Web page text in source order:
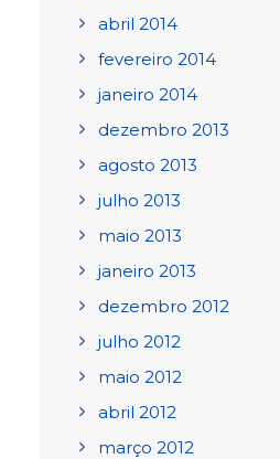
abril 2014
fevereiro 2014
janeiro 2014
dezembro 2013
agosto 2013
julho 2013
maio 2013
janeiro 2013
dezembro 2012
julho 2012
maio 2012
abril 2012
março 2012